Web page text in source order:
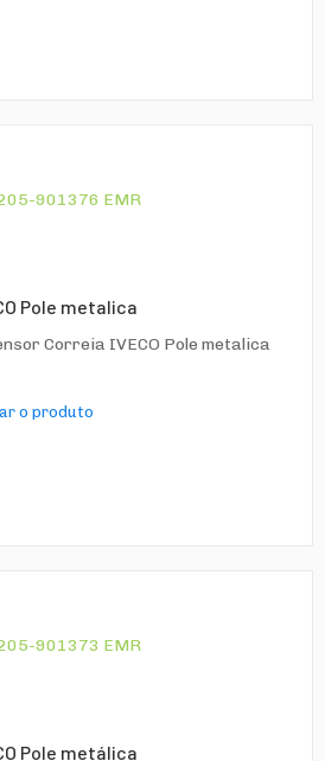
Pole metalica
Correia IVECO Pole metalica
o produto
Pole metálica